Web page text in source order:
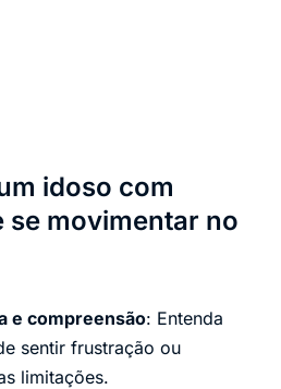
idoso com
se movimentar no
e compreensão: Entenda
sentir frustração ou
limitações.